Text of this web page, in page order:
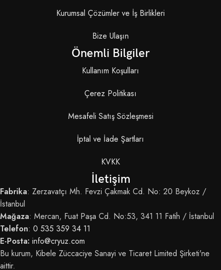
Kurumsal Çözümler ve İş Birlikleri
Bize Ulaşın
Önemli Bilgiler
Kullanım Koşulları
Çerez Politikası
Mesafeli Satış Sözleşmesi
İptal ve İade Şartları
KVKK
İletişim
Fabrika: Zerzavatçı Mh. Fevzi Çakmak Cd. No: 20 Beykoz /
İstanbul
Mağaza: Mercan, Fuat Paşa Cd. No:53, 341 11 Fatih / İstanbul
Telefon: 0 535 359 34 11
E-Posta: info@cryuz.com
Bu kurum, Kibele Züccaciye Sanayi ve Ticaret Limited Şirketi'ne
aittir.